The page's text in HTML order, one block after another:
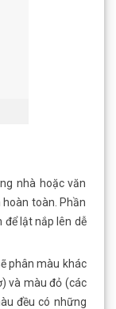
nhà hoặc văn
toàn. Phần
để lật nắp lên dễ
phân màu khác
và màu đỏ (các
đều có những